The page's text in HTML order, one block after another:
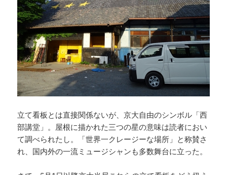
立て看板とは直接関係ないが、京大自由のシンボル「西
部講堂」。屋根に描かれた三つの星の意味は読者におい
て調べられたし。「世界一クレージーな場所」と称賛さ
れ、国内外の一流ミュージシャンも多数舞台に立った。